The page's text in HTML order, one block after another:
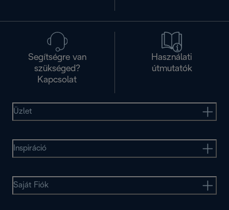
Segítségre van
szükséged?
Kapcsolat
Használati
útmutatók
Üzlet
Inspiráció
Saját Fiók